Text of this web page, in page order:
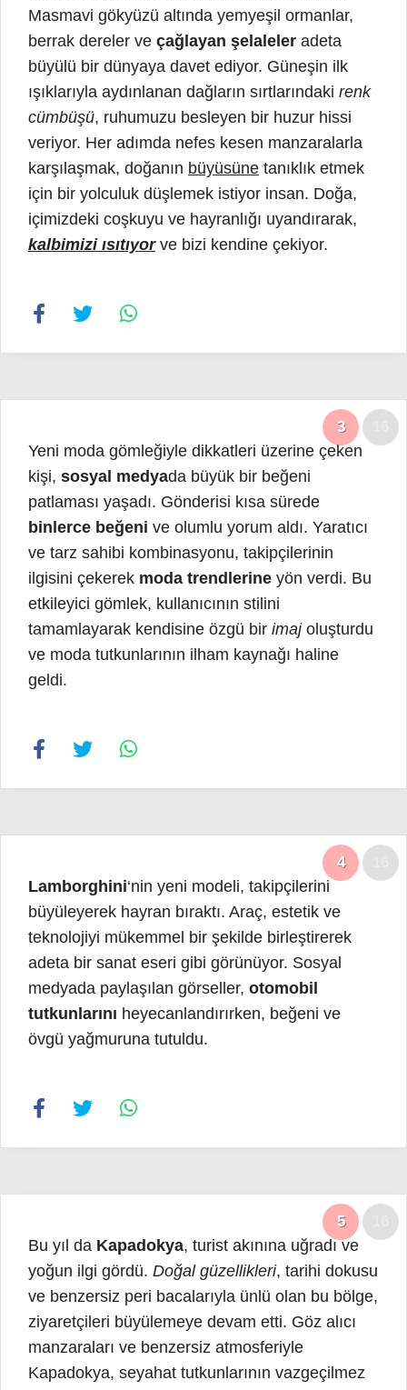
Masmavi gökyüzü altında yemyeşil ormanlar,
berrak dereler ve çağlayan şelaleler adeta
büyülü bir dünyaya davet ediyor. Güneşin ilk
ışıklarıyla aydınlanan dağların sırtlarındaki renk
cümbüşü, ruhumuzu besleyen bir huzur hissi
veriyor. Her adımda nefes kesen manzaralarla
karşılaşmak, doğanın büyüsüne tanıklık etmek
için bir yolculuk düşlemek istiyor insan. Doğa,
içimizdeki coşkuyu ve hayranlığı uyandırarak,
kalbimizi ısıtıyorve bizi kendine çekiyor.
3
Yeni moda gömleğiyle dikkatleri üzerine çeken
kişi, sosyal medyada büyük bir beğeni
patlaması yaşadı. Gönderisi kısa sürede
binlerce beğeni ve olumlu yorum aldı. Yaratıcı
ve tarz sahibi kombinasyonu, takipçilerinin
ilgisini çekerek moda trendlerine yön verdi. Bu
etkileyici gömlek, kullanıcının stilini
tamamlayarak kendisine özgü bir imajoluşturdu
ve moda tutkunlarının ilham kaynağı haline
geldi.
4
Lamborghini‘nin yeni modeli, takipçilerini
büyüleyerek hayran bıraktı. Araç, estetik ve
teknolojiyi mükemmel bir şekilde birleştirerek
adeta bir sanat eseri gibi görünüyor. Sosyal
medyada paylaşılan görseller, otomobil
tutkunlarını heyecanlandırırken, beğeni ve
övgü yağmuruna tutuldu.
5
Bu yıl da Kapadokya, turist akınına uğradı ve
yoğun ilgi gördü. Doğal güzellikleri, tarihi dokusu
ve benzersiz peri bacalarıyla ünlü olan bu bölge,
ziyaretçileri büyülemeye devam etti. Göz alıcı
manzaraları ve benzersiz atmosferiyle
Kapadokya, seyahat tutkunlarının vazgeçilmez